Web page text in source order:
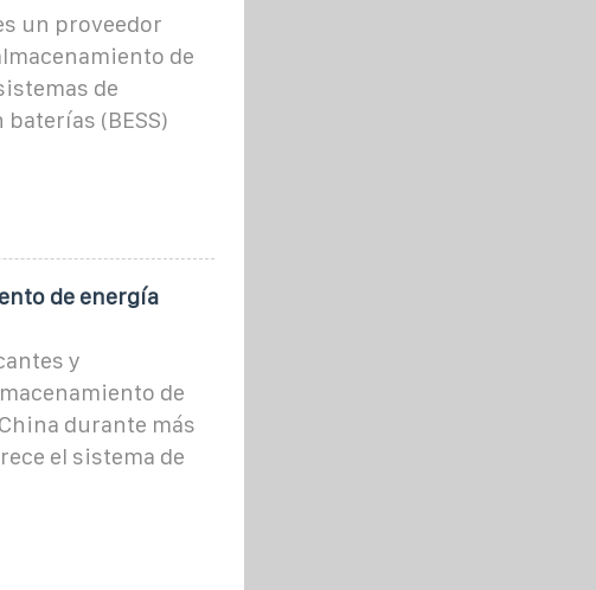
un proveedor
de
de
(BESS)
de energía
y
de
durante más
el sistema de